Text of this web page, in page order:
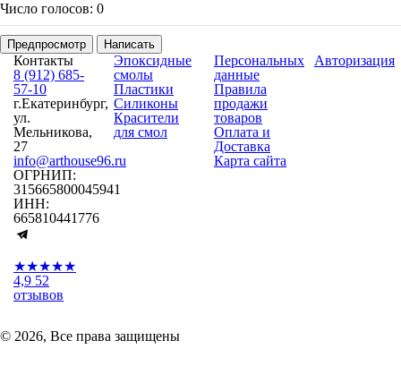
Число голосов: 0
Предпросмотр Написать
Контакты
8 (912) 685-
57-10
г.Екатеринбург,
ул.
Мельникова,
27
info@arthouse96.ru
ОГРНИП:
315665800045941
ИНН:
665810441776
★★★★★
4,9 52
отзывов
Эпоксидные
смолы
Пластики
Силиконы
Красители
для смол
Персональных
данные
Правила
продажи
товаров
Оплата и
Доставка
Карта сайта
Авторизация
© 2026, Все права защищены